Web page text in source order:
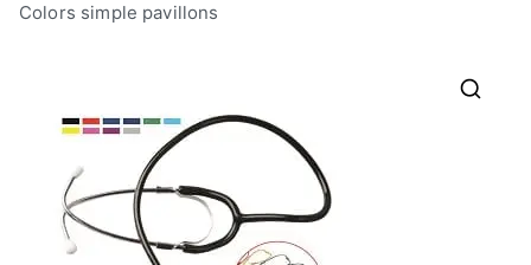
Colors simple pavillons